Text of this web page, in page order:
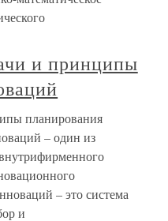
и принципы
планирования
– один из
– это система
и